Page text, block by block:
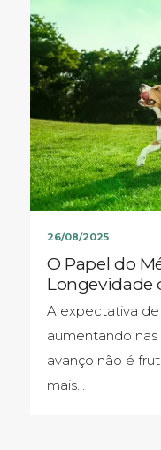
26/08/2025
O Papel do
Longevidade
A expectativa
aumentando nas
avanço não é
mais…